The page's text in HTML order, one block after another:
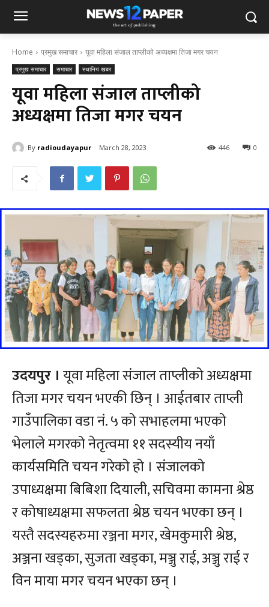
Home प्रमुख समाचार यूवा महिला संजाल ताप्लीको अध्यक्षमा तिजा मगर चयन
प्रमुख समाचार समाचार स्थानिय खबर
यूवा महिला संजाल ताप्लीको
अध्यक्षमा तिजा मगर चयन
By radioudayapur March 28, 2023 0
446
उदयपुर । यूवा महिला संजाल ताप्लीको अध्यक्षमा
तिजा मगर चयन भएकी छिन् । आईतबार ताप्ली
गाउँपालिका वडा नं. ५ को सभाहलमा भएको
भेलाले मगरको नेतृत्वमा ११ सदस्यीय नयाँ
कार्यसमिति चयन गरेको हो । संजालको
उपाध्यक्षमा बिबिशा दियाली, सचिवमा कामना श्रेष्ठ
र कोषाध्यक्षमा सफलता श्रेष्ठ चयन भएका छन् ।
यस्तै सदस्यहरुमा रञ्जना मगर, खेमकुमारी श्रेष्ठ,
अञ्जना खड्का, सुजता खड्का, मञ्जु राई, अञ्जु राई र
विन माया मगर चयन भएका छन् ।